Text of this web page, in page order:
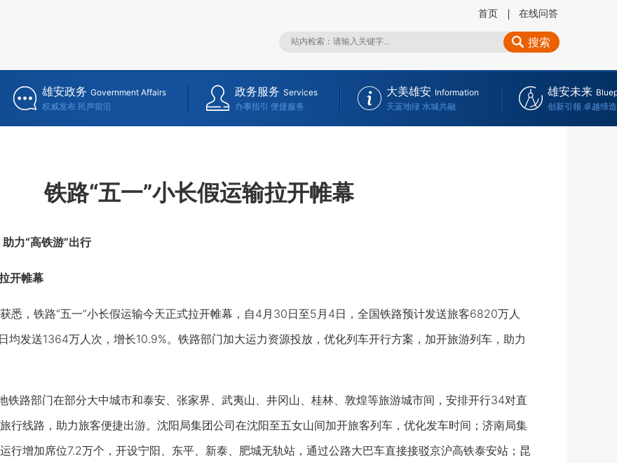
首页 在线问答
搜索
雄安政务 Government Affairs
权威发布 民声前沿
政务服务 Services
办事指引 便捷服务
大美雄安 Information
天蓝地绿 水城共融
雄安未来
创新引领 卓越缔造
铁路“五一”小长假运输拉开帷幕
力“高铁游”出行
开帷幕
，铁路“五一”小长假运输今天正式拉开帷幕，自4月30日至5月4日，全国铁路预计发送旅客6820万人
均发送1364万人次，增长10.9%。铁路部门加大运力资源投放，优化列车开行方案，加开旅游列车，助力
路部门在部分大中城市和泰安、张家界、武夷山、井冈山、桂林、敦煌等旅游城市间，安排开行34对直
行线路，助力旅客便捷出游。沈阳局集团公司在沈阳至五女山间加开旅客列车，优化发车时间；济南局集
行增加席位7.2万个，开设宁阳、东平、新泰、肥城无轨站，通过公路大巴车直接接驳京沪高铁泰安站；昆